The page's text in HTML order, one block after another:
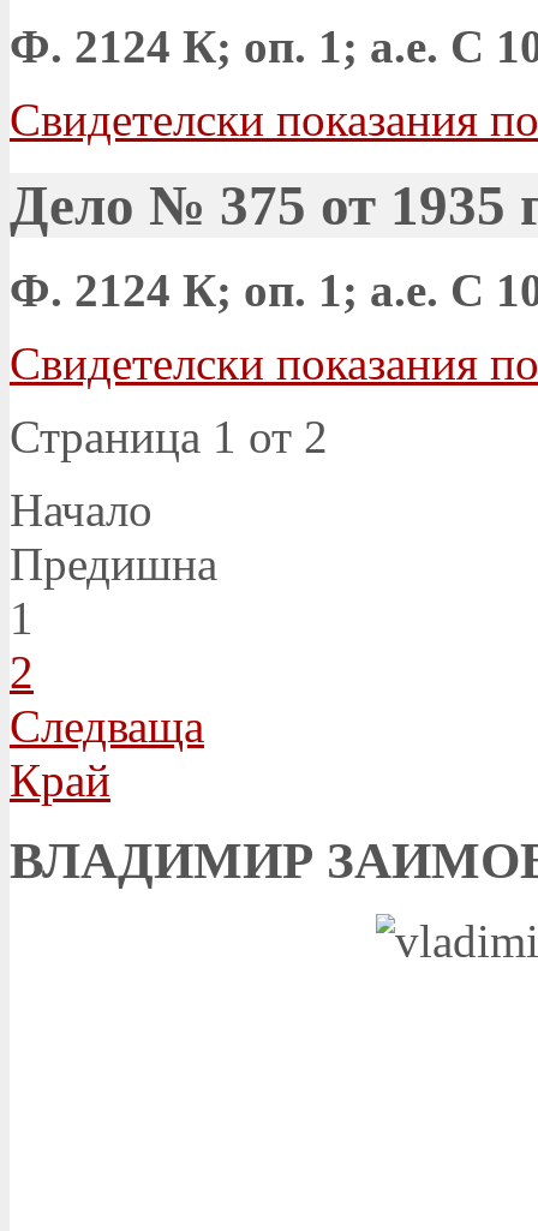
Ф. 2124 К; оп. 1; а.е. С
Свидетелски показания
Дело № 375 от 1935
Ф. 2124 К; оп. 1; а.е. С
Свидетелски показания
Страница 1 от 2
Начало
Предишна
1
2
Следваща
Край
ВЛАДИМИР ЗАИМОВ